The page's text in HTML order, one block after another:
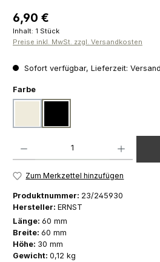
Regulärer Preis:
6,90 €
Inhalt: 1 Stück
Preise inkl. MwSt. zzgl. Versandkosten
Sofort verfügbar, Lieferzeit:
Farbeauswählen
Zum Merkzettel hinzufügen
Produktnummer: 23/245930
Hersteller: ERNST
Länge: 60 mm
Breite: 60 mm
Höhe: 30 mm
Gewicht: 0,12 kg